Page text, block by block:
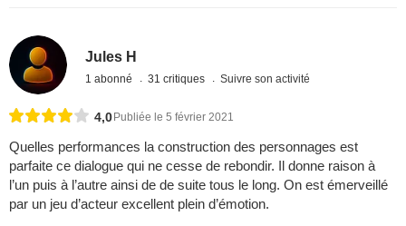
Jules H
1 abonné 31 critiques Suivre son activité
4,0Publiée le 5 février 2021
Quelles performances la construction des personnages est
parfaite ce dialogue qui ne cesse de rebondir. Il donne raison à
l’un puis à l’autre ainsi de de suite tous le long. On est émerveillé
par un jeu d’acteur excellent plein d’émotion.